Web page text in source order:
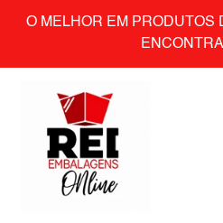
O MELHOR EM PRODUTOS